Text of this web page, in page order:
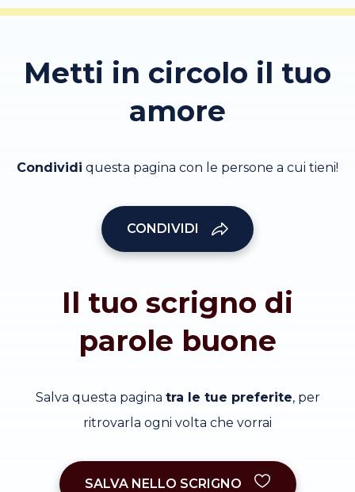
Metti in circolo il tuo
amore
Condividi questa pagina con le persone a cui tieni!
CONDIVIDI
Il tuo scrigno di
parole buone
Salva questa pagina tra le tue preferite, per
ritrovarla ogni volta che vorrai
SALVA NELLO SCRIGNO